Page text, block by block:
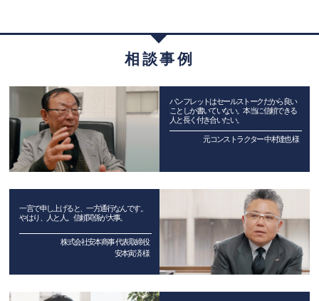
相談事例
パンフレットはセールストークだから良い
ことしか書いていない。本当に信頼できる
人と長く付き合いたい。
元コンストラクター 中村達也 様
一言で申し上げると、一方通行なんです。
やはり、人と人。信頼関係が大事。
株式会社安本商事 代表取締役
安本寅済 様